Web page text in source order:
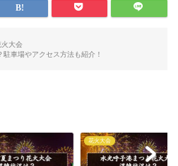
火大会
車場やアクセス方法も紹介！
花火大会